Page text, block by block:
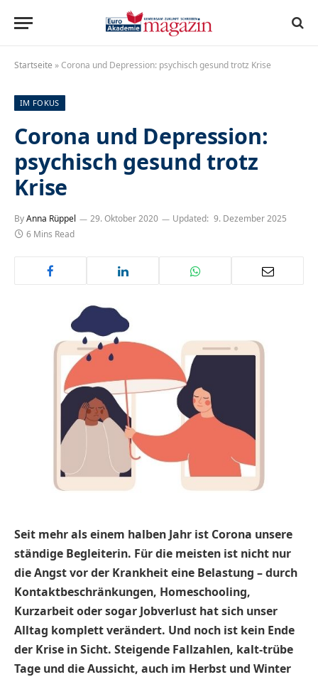
Startseite »Corona und Depression: psychisch gesund trotz Krise
IM FOKUS
Corona und Depression:
psychisch gesund trotz
Krise
ByAnna Rüppel 29. Oktober 2020 Updated: 9. Dezember 2025
6 Mins Read
Seit mehr als einem halben Jahr ist Corona unsere
ständige Begleiterin. Für die meisten ist nicht nur
die Angst vor der Krankheit eine Belastung ­– durch
Kontaktbeschränkungen, Homeschooling,
Kurzarbeit oder sogar Jobverlust hat sich unser
Alltag komplett verändert. Und noch ist kein Ende
der Krise in Sicht. Steigende Fallzahlen, kalt-trübe
Tage und die Aussicht, auch im Herbst und Winter